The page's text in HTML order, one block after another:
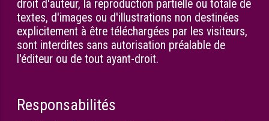
droit d'auteur, la reproduction partielle ou totale de
textes, d'images ou d'illustrations non destinées
explicitement à être téléchargées par les visiteurs,
sont interdites sans autorisation préalable de
l'éditeur ou de tout ayant-droit.
Responsabilités